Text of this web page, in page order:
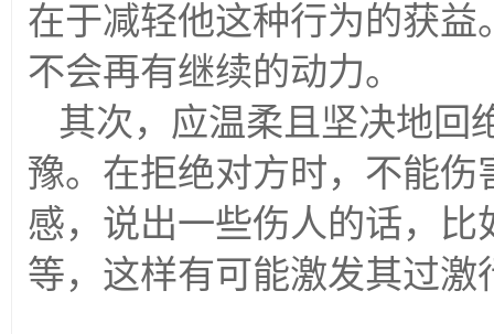
在于减轻他这种行为的获
不会再有继续的动力。
其次，应温柔且坚决地回
豫。在拒绝对方时，不能
感，说出一些伤人的话，比
等，这样有可能激发其过